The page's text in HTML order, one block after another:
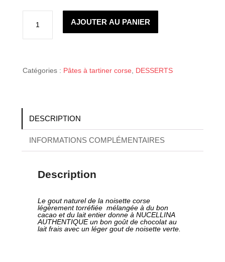
quantité
NUCELLINA
AUTHENTIQUE
215
AJOUTER AU PANIER
Catégories : Pâtes à tartiner corse, DESSERTS
DESCRIPTION
INFORMATIONS COMPLÉMENTAIRES
Description
Le gout naturel de la noisette corse
légèrement torréfiée mélangée à du bon
cacao et du lait entier donne à NUCELLINA
AUTHENTIQUE un bon goût de chocolat au
lait frais avec un léger gout de noisette verte.